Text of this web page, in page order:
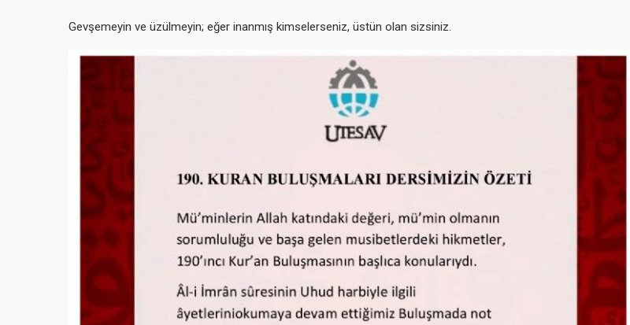
Gevşemeyin ve üzülmeyin; eğer inanmış kimselerseniz, üstün olan sizsiniz.